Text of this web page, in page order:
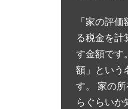
「家の評
る税金を計
す金額です
額」という
す。 家の
らぐらい